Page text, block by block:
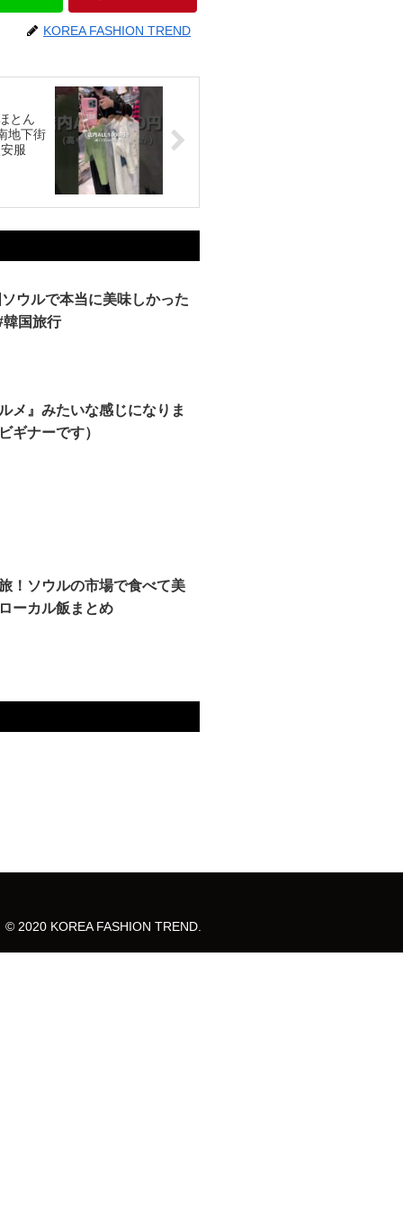
KOREA FASHION TREND
とん
地下街
服
ウルで本当に美味しかった
韓国旅行
メ』みたいな感じになりま
ギナーです）
！ソウルの市場で食べて美
ーカル飯まとめ
© 2020 KOREA FASHION TREND.